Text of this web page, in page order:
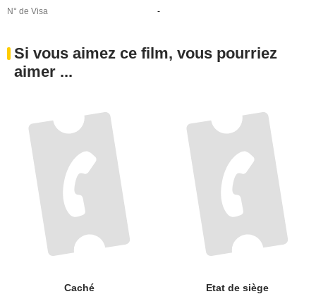
N° de Visa
-
Si vous aimez ce film, vous pourriez
aimer ...
Caché Etat de siège